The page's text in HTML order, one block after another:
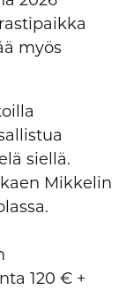
myös
siellä.
Mikkelin
120 € +